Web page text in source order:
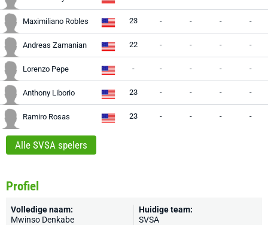
Maximiliano Robles 23 - - - -
Andreas Zamanian 22 - - - -
Lorenzo Pepe - - - - -
Anthony Liborio 23 - - - -
Ramiro Rosas 23 - - - -
Alle SVSA spelers
Profiel
Volledige naam:
Mwinso Denkabe
Huidige team:
SVSA